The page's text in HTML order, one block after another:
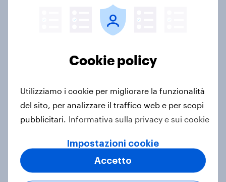
Segmentazione sostenibilità
settore retail/beni di largo consumo
2023
Articolo
Per il 14% degli italiani, il consumo
Cookie policy
Utilizziamo i cookie per migliorare la funzionalità
del sito, per analizzare il traffico web e per scopi
pubblicitari.
Informativa sulla privacy e sui cookie
Impostazioni cookie
Accetto